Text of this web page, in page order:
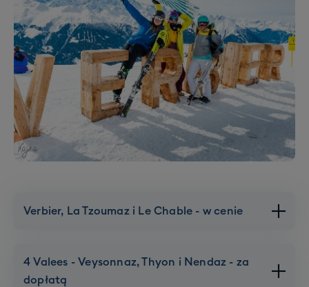
Verbier, La Tzoumaz i Le Chable - w cenie
4 Valees - Veysonnaz, Thyon i Nendaz - za
dopłatą